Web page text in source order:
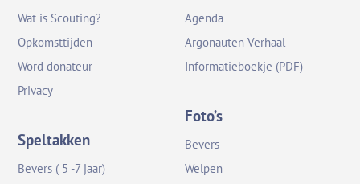
Wat is Scouting?
Opkomsttijden
Word donateur
Privacy
Speltakken
Bevers ( 5 -7 jaar)
Agenda
Argonauten Verhaal
Informatieboekje (PDF)
Foto’s
Bevers
Welpen